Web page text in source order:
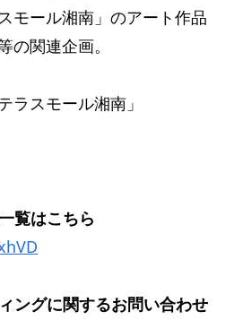
モール湘南」のアート作品
の関連企画。
ラスモール湘南」
覧はこちら
ングに関するお問い合わせ